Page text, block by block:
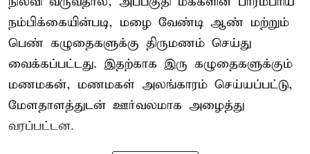
நம்பிக்கையின்படி, மழை வேண்டி ஆண் மற்றும்
பெண் கழுதைகளுக்கு திருமணம் செய்து
வைக்கப்பட்டது. இதற்காக இரு கழுதைகளுக்கும்
மணமகன், மணமகள் அலங்காரம் செய்யப்பட்டு,
மேளதாளத்துடன் ஊர்வலமாக அழைத்து
வரப்பட்டன.